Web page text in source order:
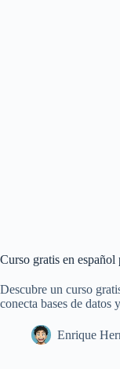
Curso gratis en
Descubre un curso
conecta bases de
Enrique